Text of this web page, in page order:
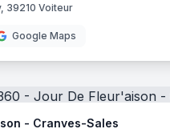
39210 Voiteur
Google Maps
- Cranves-Sales